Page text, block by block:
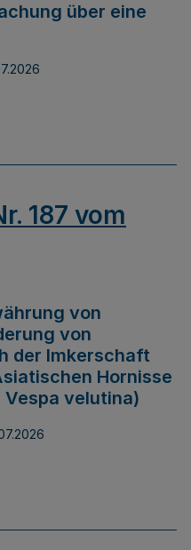
über eine
187 vom
von
von
der Imkerschaft
Hornisse
Vespa velutina)